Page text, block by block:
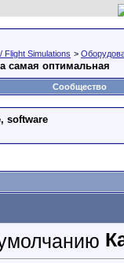
Simulations >
самая оптимальная
Сообщество
software